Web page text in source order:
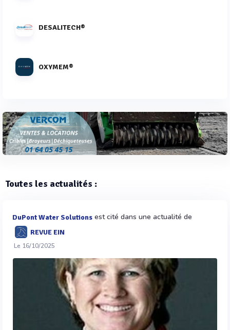
DESALITECH®
OXYMEM®
Toutes les actualités :
DuPont Water Solutions est cité dans une actualité de
REVUE EIN
Le 16/10/2025